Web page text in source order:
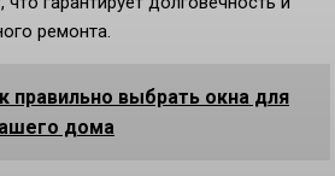
ремонта.
правильно выбрать окна для
дома